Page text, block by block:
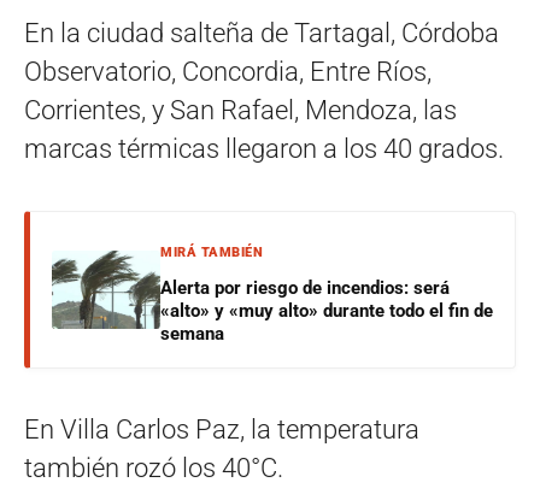
En la ciudad salteña de Tartagal, Córdoba
Observatorio, Concordia, Entre Ríos,
Corrientes, y San Rafael, Mendoza, las
marcas térmicas llegaron a los 40 grados.
MIRÁ TAMBIÉN
Alerta por riesgo de incendios: será
«alto» y «muy alto» durante todo el fin de
semana
En Villa Carlos Paz, la temperatura
también rozó los 40°C.